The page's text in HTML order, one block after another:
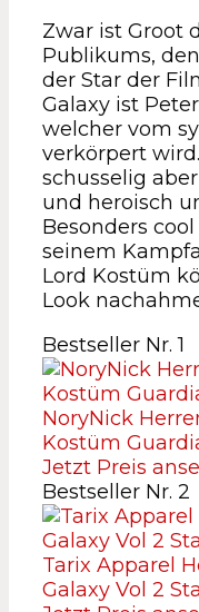
Zwar ist Groot
Publikums,
der Star der
Galaxy ist
welcher vom
verkörpert
schusselig
und heroisch
Besonders
seinem
Lord Kostüm
Look
Bestseller Nr. 1
NoryNick
Kostüm
Jetzt Preis
Bestseller Nr. 2
Tarix Apparel
Galaxy Vol 2